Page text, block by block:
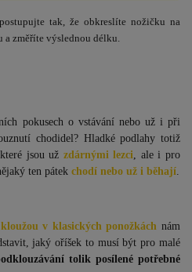
tak, že obkreslíte nožičku na
a změříte výslednou délku.
pokusech o vstávání nebo už i při
chodidel? Hladké podlahy totiž
jsou už zdárnými lezci , ale i pro
ten pátek chodí nebo už i běhají
kloužou v klasických ponožkách nám
jaký oříšek to musí být pro malé
tolik posílené potřebné